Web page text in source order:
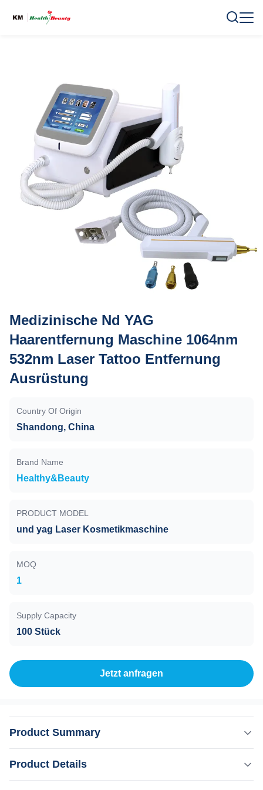
Medizinische Nd YAG
Haarentfernung Maschine 1064nm
532nm Laser Tattoo Entfernung
Ausrüstung
Country Of Origin
Shandong, China
Brand Name
Healthy&Beauty
PRODUCT MODEL
und yag Laser Kosmetikmaschine
MOQ
1
Supply Capacity
100 Stück
Jetzt anfragen
Product Summary
Product Details